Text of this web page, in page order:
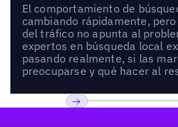
El comportamiento de
cambiando rápidamente,
del tráfico no apunta al
expertos en búsqueda local
pasando realmente, si las
preocuparse y qué hacer al